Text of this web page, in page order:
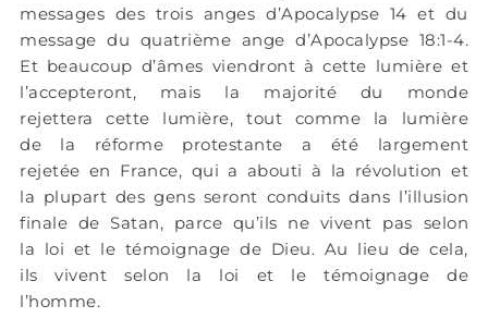
messages des trois anges d’Apocalypse 14 et du
message du quatrième ange d’Apocalypse 18:1-4.
Et beaucoup d’âmes viendront à cette lumière et
l’accepteront, mais la majorité du monde
rejettera cette lumière, tout comme la lumière
de la réforme protestante a été largement
rejetée en France, qui a abouti à la révolution et
la plupart des gens seront conduits dans l’illusion
finale de Satan, parce qu’ils ne vivent pas selon
la loi et le témoignage de Dieu. Au lieu de cela,
ils vivent selon la loi et le témoignage de
l’homme.